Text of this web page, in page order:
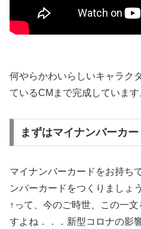
何やらかわいらしいキャラク
ているCMまで完成しています
まずはマイナンバーカ
マイナンバーカードをお持ち
ンバーカードをつくりましょう
↑って、今のご時世、この一
すよね．．．新型コロナの影